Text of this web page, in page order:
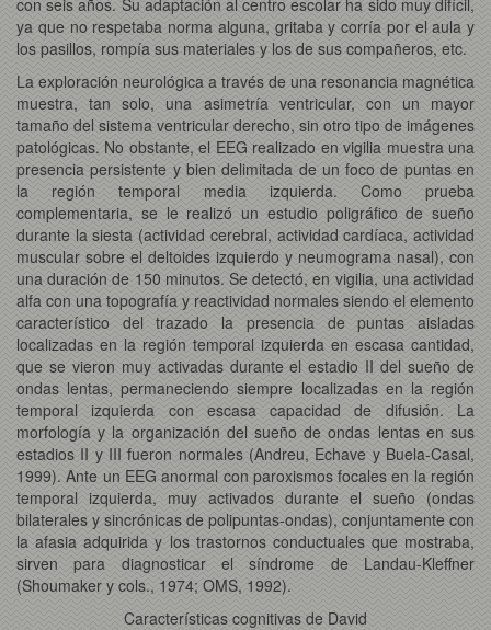
ya que no respetaba norma alguna, gritaba y corría por el aula y
los pasillos, rompía sus materiales y los de sus compañeros, etc.
La exploración neurológica a través de una resonancia magnética
muestra, tan solo, una asimetría ventricular, con un mayor
tamaño del sistema ventricular derecho, sin otro tipo de imágenes
patológicas. No obstante, el EEG realizado en vigilia muestra una
presencia persistente y bien delimitada de un foco de puntas en
la región temporal media izquierda. Como prueba
complementaria, se le realizó un estudio poligráfico de sueño
durante la siesta (actividad cerebral, actividad cardíaca, actividad
muscular sobre el deltoides izquierdo y neumograma nasal), con
una duración de 150 minutos. Se detectó, en vigilia, una actividad
alfa con una topografía y reactividad normales siendo el elemento
característico del trazado la presencia de puntas aisladas
localizadas en la región temporal izquierda en escasa cantidad,
que se vieron muy activadas durante el estadio II del sueño de
ondas lentas, permaneciendo siempre localizadas en la región
temporal izquierda con escasa capacidad de difusión. La
morfología y la organización del sueño de ondas lentas en sus
estadios II y III fueron normales (Andreu, Echave y Buela-Casal,
1999). Ante un EEG anormal con paroxismos focales en la región
temporal izquierda, muy activados durante el sueño (ondas
bilaterales y sincrónicas de polipuntas-ondas), conjuntamente con
la afasia adquirida y los trastornos conductuales que mostraba,
sirven para diagnosticar el síndrome de Landau-Kleffner
(Shoumaker y cols., 1974; OMS, 1992).
Características cognitivas de David